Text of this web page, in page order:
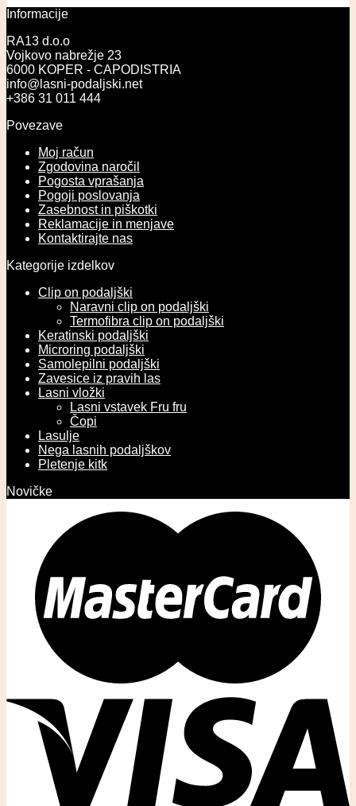
Informacije
RA13 d.o.o
Vojkovo nabrežje 23
6000 KOPER - CAPODISTRIA
info@lasni-podaljski.net
+386 31 011 444
Povezave
Moj račun
Zgodovina naročil
Pogosta vprašanja
Pogoji poslovanja
Zasebnost in piškotki
Reklamacije in menjave
Kontaktirajte nas
Kategorije izdelkov
Clip on podaljški
Naravni clip on podaljški
Termofibra clip on podaljški
Keratinski podaljški
Microring podaljški
Samolepilni podaljški
Zavesice iz pravih las
Lasni vložki
Lasni vstavek Fru fru
Čopi
Lasulje
Nega lasnih podaljškov
Pletenje kitk
Novičke